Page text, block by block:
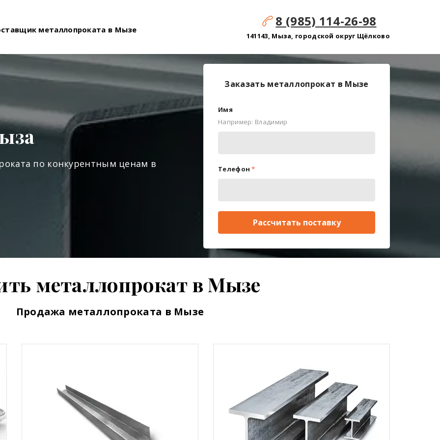
металлопроката в Мызе
8 (985) 114-26-98
141143, Мыза, городской округ Щёлково
по конкурентным ценам в
Заказать металлопрокат в Мызе
Имя
Например: Владимир
Телефон *
Рассчитать поставку
металлопрокат в Мызе
Продажа металлопроката в Мызе